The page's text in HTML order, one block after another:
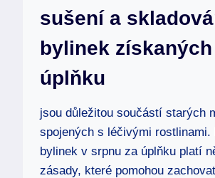
sušení a
bylinek získaných
úplňku
jsou důležitou součástí starých
spojených s léčivými
bylinek v srpnu za úplňku platí
zásady, které pomohou